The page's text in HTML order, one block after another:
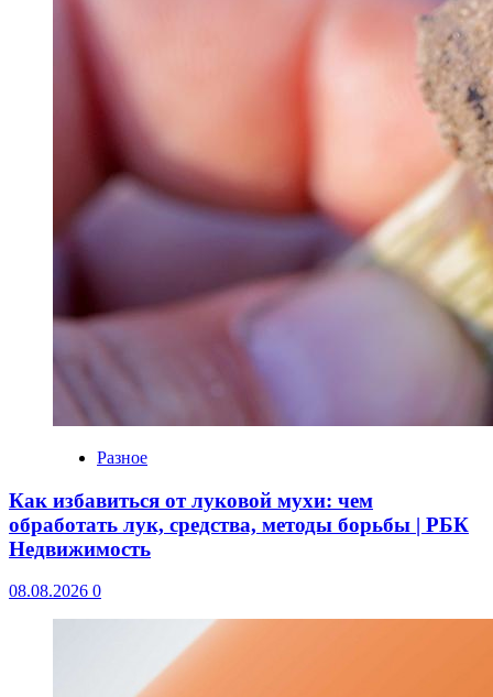
Разное
Как избавиться от луковой мухи: чем
обработать лук, средства, методы борьбы | РБК
Недвижимость
08.08.2026 0